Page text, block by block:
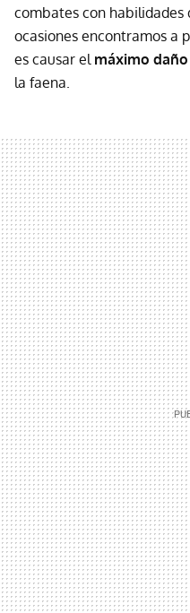
combates con habilidades
ocasiones encontramos a
es causar el máximo
la faena.